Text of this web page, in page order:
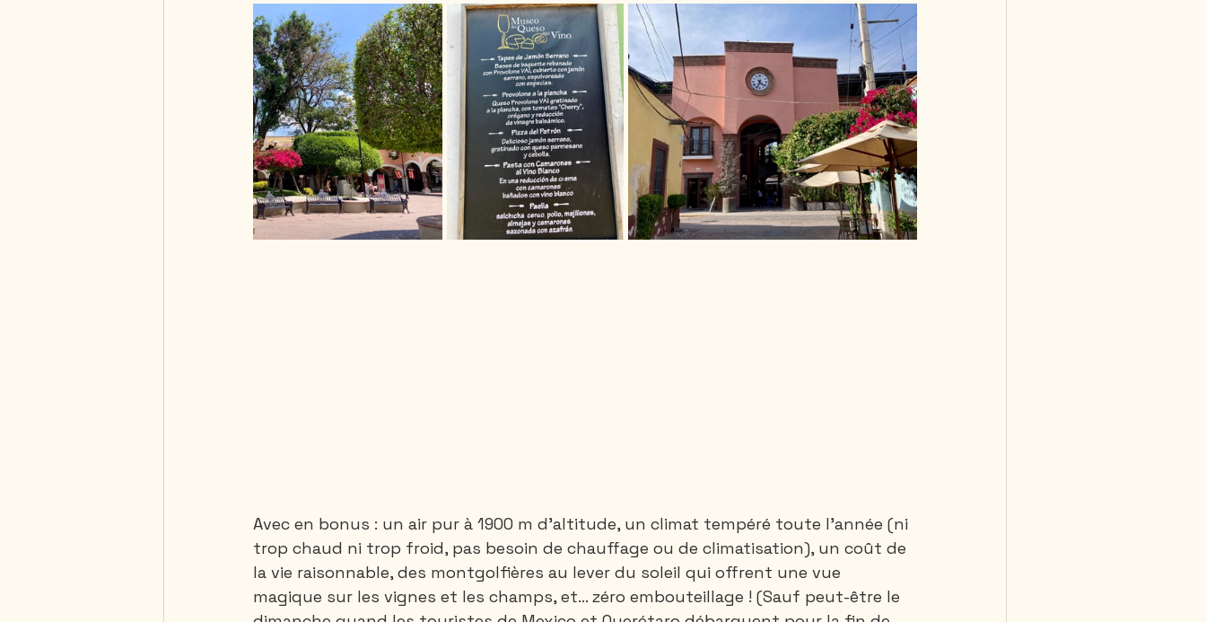
Avec en bonus : un air pur à 1900 m d’altitude, un climat tempéré toute l’année (ni
trop chaud ni trop froid, pas besoin de chauffage ou de climatisation), un coût de
la vie raisonnable, des montgolfières au lever du soleil qui offrent une vue
magique sur les vignes et les champs, et… zéro embouteillage ! (Sauf peut-être le